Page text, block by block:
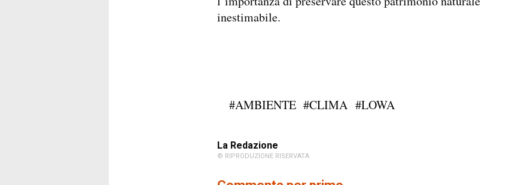
inestimabile.
#AMBIENTE #CLIMA #LOWA
La Redazione
© RIPRODUZIONE RISERVATA